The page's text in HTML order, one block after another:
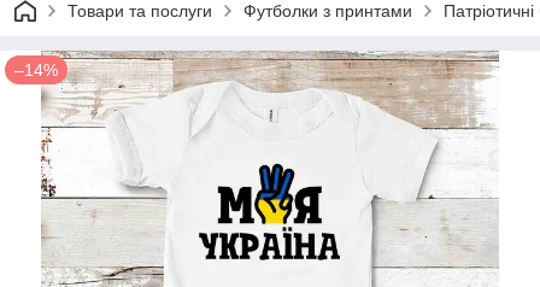
Товари та послуги Футболки з принтами
–14%